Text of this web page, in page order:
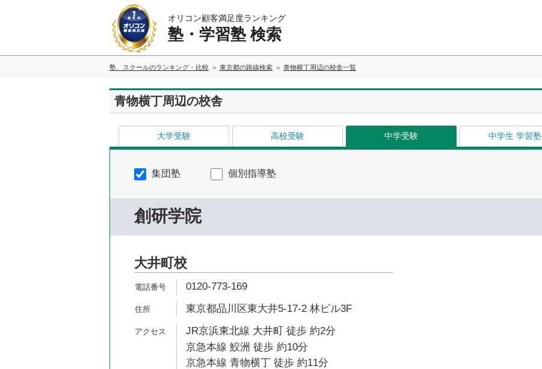
オリコン顧客満足度ランキング
塾・学習塾 検索
塾、スクールのランキング・比較 東京都の路線検索 青物横丁周辺の校舎一覧
青物横丁周辺の校舎
大学受験 高校受験 中学受験 中学生 学習塾
集団塾 個別指導塾
創研学院
大井町校
0120-773-169
東京都品川区東大井5-17-2 林ビル3F
JR京浜東北線 大井町 徒歩 約2分
京急本線 鮫洲 徒歩 約10分
京急本線 青物横丁 徒歩 約11分